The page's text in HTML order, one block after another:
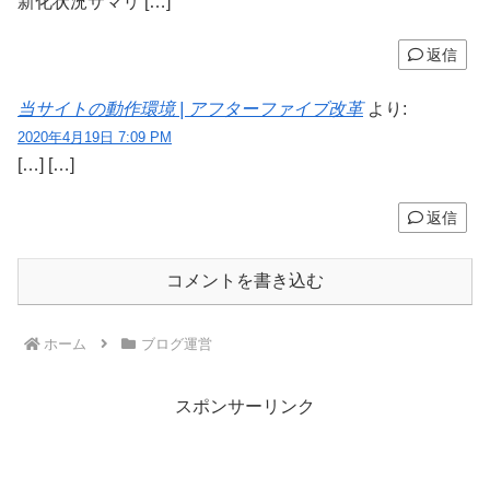
返信
当サイトの動作環境 | アフターファイブ改革 より:
2020年4月19日 7:09 PM
[…] […]
返信
コメントを書き込む
ホーム ブログ運営
スポンサーリンク